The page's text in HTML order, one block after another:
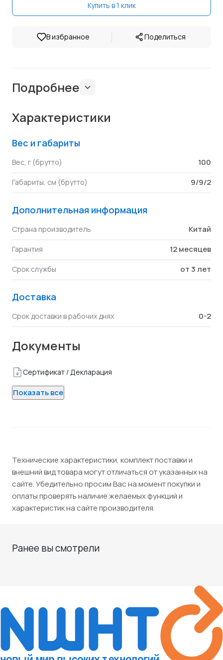
Купить в 1 клик
В избранное | Поделиться
Подробнее
Характеристики
Вес и габариты
Вес, г (брутто) 100
Габариты, см (брутто) 9/9/2
Дополнительная информация
Страна производитель Китай
Гарантия 12 месяцев
Срок службы от 3 лет
Доставка
Срок доставки в рабочих днях 0-2
Документы
Сертификат / Декларация
Показать все
Технические характеристики, комплект поставки и
внешний вид товара могут отличаться от указанных на
сайте. Убедительно просим Вас на момент покупки и
оплаты проверять наличие желаемых функций и
характеристик на сайте производителя.
Ранее вы смотрели